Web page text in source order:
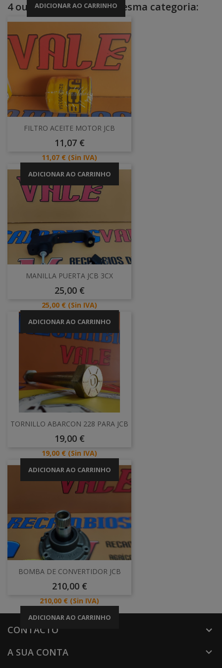
ADICIONAR AO CARRINHO
4 outros produtos na mesma categoria:
FILTRO ACEITE MOTOR JCB
Preço
11,07 €
Preço
11,07 € (Sin IVA)
ADICIONAR AO CARRINHO
MANILLA PUERTA JCB 3CX
Preço
25,00 €
Preço
25,00 € (Sin IVA)
ADICIONAR AO CARRINHO
TORNILLO ABARCON 228 PARA JCB
Preço
19,00 €
Preço
19,00 € (Sin IVA)
ADICIONAR AO CARRINHO
BOMBA DE CONVERTIDOR JCB
Preço
210,00 €
Preço
210,00 € (Sin IVA)
ADICIONAR AO CARRINHO
CONTACTO
A SUA CONTA
